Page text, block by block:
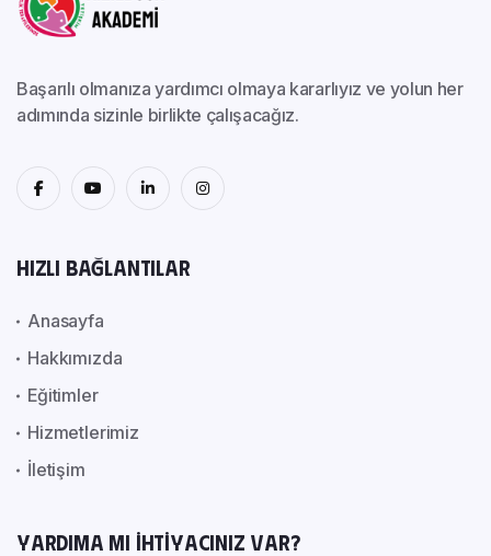
Başarılı olmanıza yardımcı olmaya kararlıyız ve yolun her
adımında sizinle birlikte çalışacağız.
Hızlı Bağlantılar
Anasayfa
Hakkımızda
Eğitimler
Hizmetlerimiz
İletişim
Yardıma mı ihtiyacınız var?